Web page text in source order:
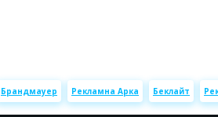
Брандмауер Рекламна Арка Беклайт